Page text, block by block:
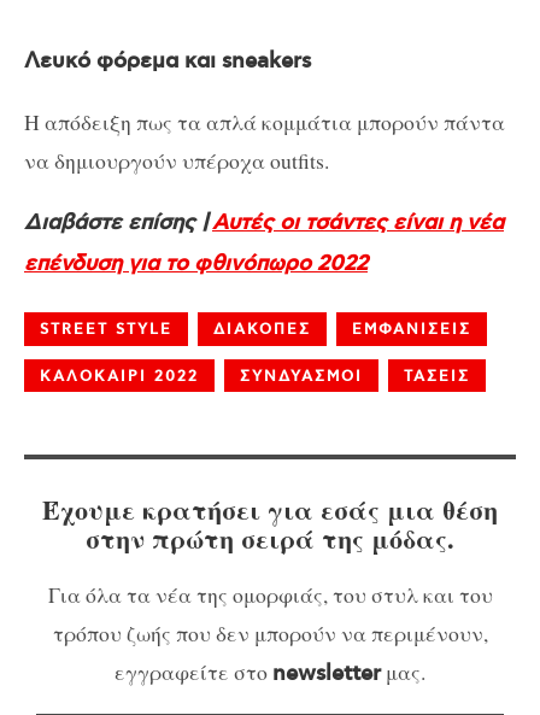
Λευκό φόρεμα και sneakers
Η απόδειξη πως τα απλά κομμάτια μπορούν πάντα
να δημιουργούν υπέροχα outfits.
Διαβάστε επίσης |Αυτές οι τσάντες είναι η νέα
επένδυση για το φθινόπωρο 2022
STREET STYLE ΔΙΑΚΟΠΕΣ ΕΜΦΑΝΙΣΕΙΣ
ΚΑΛΟΚΑΙΡΙ 2022 ΣΥΝΔΥΑΣΜΟΙ ΤΑΣΕΙΣ
Έχουμε κρατήσει για εσάς μια θέση
στην πρώτη σειρά της μόδας.
Για όλα τα νέα της ομορφιάς, του στυλ και του
τρόπου ζωής που δεν μπορούν να περιμένουν,
εγγραφείτε στο newsletterμας.